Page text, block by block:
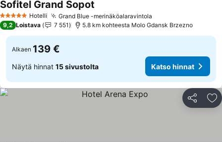
5 Tähtiluokitus
Hotelli Grand Blue -merinäköalaravintola
Sofitel Grand Sopot
9,2 Loistava 7 551 5.8 km kohteesta Molo Gdansk Brzezno
Alkaen 139 €
Näytä hinnat 15 sivustolta Katso hinnat
Jaa